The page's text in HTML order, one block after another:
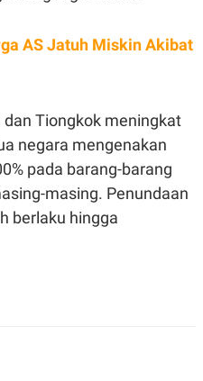
AS Jatuh Miskin Akibat
Tiongkok meningkat
negara mengenakan
pada barang-barang
masing. Penundaan
berlaku hingga